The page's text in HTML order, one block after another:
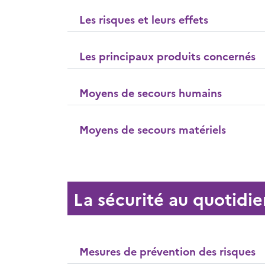
Les risques et leurs effets
Les principaux produits concernés
Moyens de secours humains
Moyens de secours matériels
La sécurité au
Mesures de prévention des risques